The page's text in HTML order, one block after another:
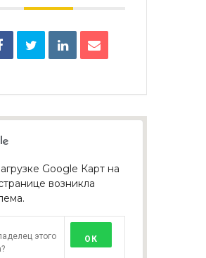
Google Карт на
возникла
этого
ОК